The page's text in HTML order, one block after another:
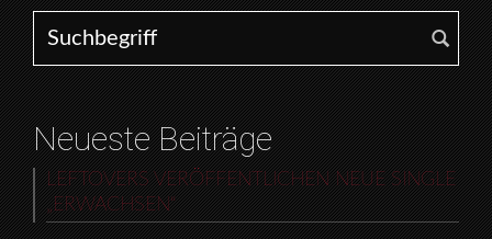
Search for:
Neueste Beiträge
LEFTOVERS VERÖFFENTLICHEN NEUE SINGLE
„ERWACHSEN“